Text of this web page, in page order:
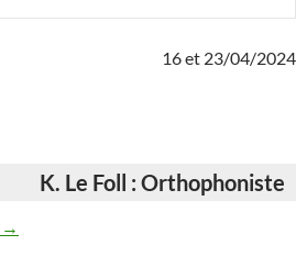
16 et 23/04/2024
K. Le Foll : Orthophoniste
Phrases sujet + verbe + COI
→